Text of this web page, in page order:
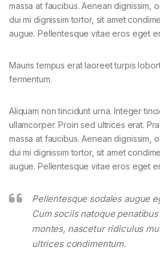
massa at faucibus. Aenean dignissim,
dui mi dignissim tortor, sit amet
augue. Pellentesque vitae eros eget
Mauris tempus erat laoreet turpis
fermentum.
Aliquam non tincidunt urna. Integer
ullamcorper. Proin sed ultrices erat.
massa at faucibus. Aenean dignissim,
dui mi dignissim tortor, sit amet
augue. Pellentesque vitae eros eget
Pellentesque sodales augue
Cum sociis natoque
montes, nascetur ridiculus
ultrices condimentum.